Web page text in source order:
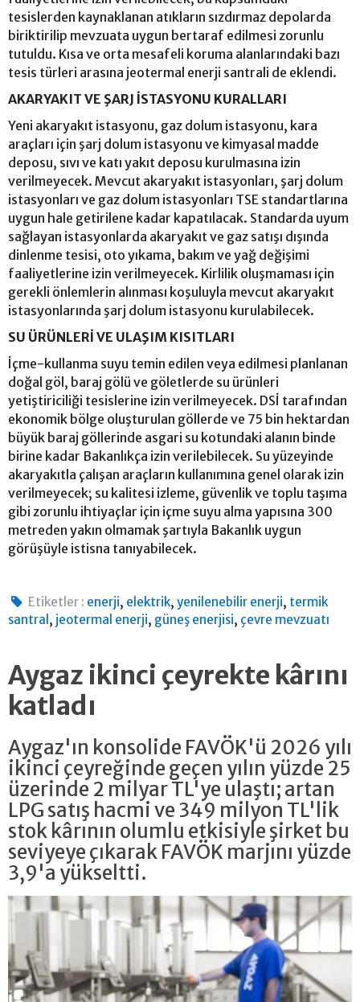
tesislerden kaynaklanan atıkların sızdırmaz depolarda
biriktirilip mevzuata uygun bertaraf edilmesi zorunlu
tutuldu. Kısa ve orta mesafeli koruma alanlarındaki bazı
tesis türleri arasına jeotermal enerji santrali de eklendi.
AKARYAKIT VE ŞARJ İSTASYONU KURALLARI
Yeni akaryakıt istasyonu, gaz dolum istasyonu, kara
araçları için şarj dolum istasyonu ve kimyasal madde
deposu, sıvı ve katı yakıt deposu kurulmasına izin
verilmeyecek. Mevcut akaryakıt istasyonları, şarj dolum
istasyonları ve gaz dolum istasyonları TSE standartlarına
uygun hale getirilene kadar kapatılacak. Standarda uyum
sağlayan istasyonlarda akaryakıt ve gaz satışı dışında
dinlenme tesisi, oto yıkama, bakım ve yağ değişimi
faaliyetlerine izin verilmeyecek. Kirlilik oluşmaması için
gerekli önlemlerin alınması koşuluyla mevcut akaryakıt
istasyonlarında şarj dolum istasyonu kurulabilecek.
SU ÜRÜNLERİ VE ULAŞIM KISITLARI
İçme-kullanma suyu temin edilen veya edilmesi planlanan
doğal göl, baraj gölü ve göletlerde su ürünleri
yetiştiriciliği tesislerine izin verilmeyecek. DSİ tarafından
ekonomik bölge oluşturulan göllerde ve 75 bin hektardan
büyük baraj göllerinde asgari su kotundaki alanın binde
birine kadar Bakanlıkça izin verilebilecek. Su yüzeyinde
akaryakıtla çalışan araçların kullanımına genel olarak izin
verilmeyecek; su kalitesi izleme, güvenlik ve toplu taşıma
gibi zorunlu ihtiyaçlar için içme suyu alma yapısına 300
metreden yakın olmamak şartıyla Bakanlık uygun
görüşüyle istisna tanıyabilecek.
Etiketler : enerji, elektrik,yenilenebilir enerji, termik
santral , jeotermal enerji, güneş enerjisi, çevre mevzuatı
Aygaz ikinci çeyrekte kârını
katladı
Aygaz'ın konsolide FAVÖK'ü 2026 yılı
ikinci çeyreğinde geçen yılın yüzde 25
üzerinde 2 milyar TL'ye ulaştı; artan
LPG satış hacmi ve 349 milyon TL'lik
stok kârının olumlu etkisiyle şirket bu
seviyeye çıkarak FAVÖK marjını yüzde
3,9'a yükseltti.